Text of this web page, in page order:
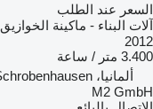
السعر عند الطلب
آلات البناء - ماكينة الخوازيق
2012
3.400 متر / ساعة
ألمانيا، Schrobenhausen
M2 GmbH